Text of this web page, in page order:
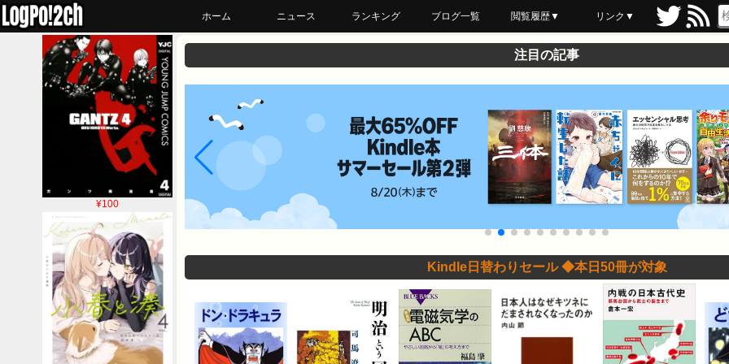
ホーム ニュース ランキング ブログ一覧 閲覧履歴▼
最近読んだ
あとで読む
ブックマーク
リンク▼
¥100
注目の記事
Kindle日替わりセール ◆本日50冊が対象